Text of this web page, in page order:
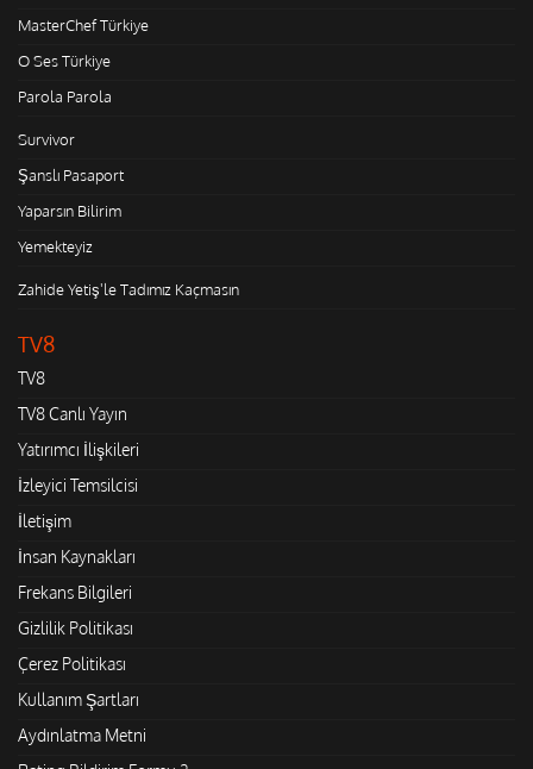
MasterChef Türkiye
O Ses Türkiye
Parola Parola
Survivor
Şanslı Pasaport
Yaparsın Bilirim
Yemekteyiz
Zahide Yetiş'le Tadımız Kaçmasın
TV8
TV8
TV8 Canlı Yayın
Yatırımcı İlişkileri
İzleyici Temsilcisi
İletişim
İnsan Kaynakları
Frekans Bilgileri
Gizlilik Politikası
Çerez Politikası
Kullanım Şartları
Aydınlatma Metni